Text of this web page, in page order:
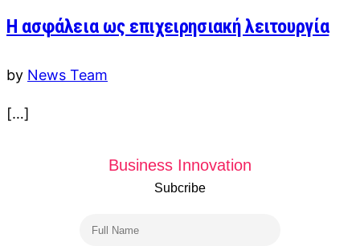
Η ασφάλεια ως επιχειρησιακή λειτουργία
by News Team
[…]
Business Innovation
Subcribe